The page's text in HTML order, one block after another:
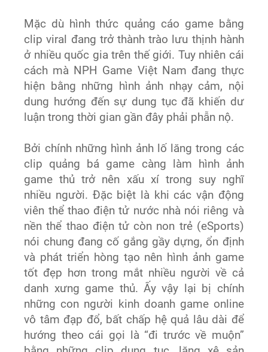
Mặc dù hình thức quảng cáo game bằng
clip viral đang trở thành trào lưu thịnh hành
ở nhiều quốc gia trên thế giới. Tuy nhiên cái
cách mà NPH Game Việt Nam đang thực
hiện bằng những hình ảnh nhạy cảm, nội
dung hướng đến sự dung tục đã khiến dư
luận trong thời gian gần đây phải phẫn nộ.
Bởi chính những hình ảnh lố lăng trong các
clip quảng bá game càng làm hình ảnh
game thủ trở nên xấu xí trong suy nghĩ
nhiều người. Đặc biệt là khi các vận động
viên thể thao điện tử nước nhà nói riêng và
nền thể thao điện tử còn non trẻ (eSports)
nói chung đang cố gắng gầy dựng, ổn định
và phát triển hòng tạo nên hình ảnh game
tốt đẹp hơn trong mắt nhiều người về cả
danh xưng game thủ. Ấy vậy lại bị chính
những con người kinh doanh game online
vô tâm đạp đổ, bất chấp hệ quả lâu dài để
hướng theo cái gọi là “đi trước về muộn”